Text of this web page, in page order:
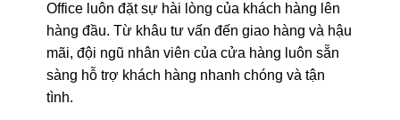
Office luôn đặt sự hài lòng của khách hàng lên
hàng đầu. Từ khâu tư vấn đến giao hàng và hậu
mãi, đội ngũ nhân viên của cửa hàng luôn sẵn
sàng hỗ trợ khách hàng nhanh chóng và tận
tình.